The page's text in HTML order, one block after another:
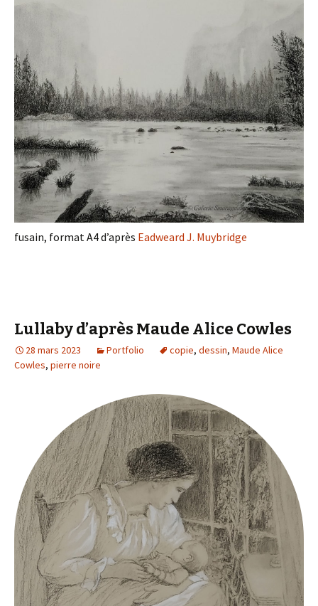
fusain, format A4 d’après Eadweard J. Muybridge
Lullaby d’après Maude Alice Cowles
28 mars 2023 Portfolio copie, dessin, Maude Alice
Cowles, pierre noire